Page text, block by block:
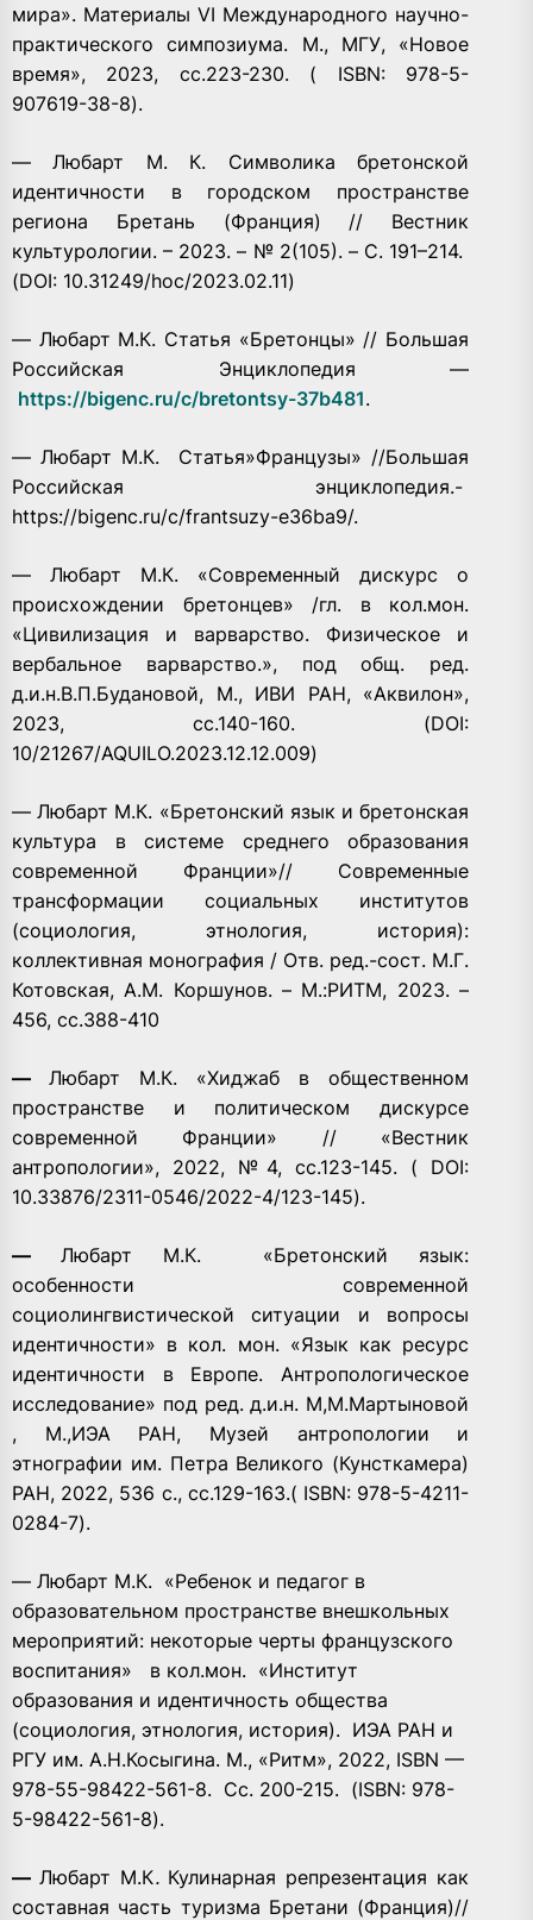
мира». Материалы VI Международного научно-
практического симпозиума. М., МГУ, «Новое
время», 2023, сс.223-230. ( ISBN: 978-5-
907619-38-8).
— Любарт М. К. Символика бретонской
идентичности в городском пространстве
региона Бретань (Франция) // Вестник
культурологии. – 2023. – № 2(105). – С. 191–214.
(DOI: 10.31249/hoc/2023.02.11)
— Любарт М.К. Статья «Бретонцы» // Большая
Российская Энциклопедия —
https://bigenc.ru/c/bretontsy-37b481.
— Любарт М.К.
Статья»Французы» //Большая
Российская энциклопедия.-
https://bigenc.ru/c/frantsuzy-e36ba9/.
— Любарт М.К. «Современный дискурс о
происхождении бретонцев» /гл. в кол.мон.
«Цивилизация и варварство. Физическое и
вербальное варварство.», под общ. ред.
д.и.н.В.П.Будановой, М., ИВИ РАН, «Аквилон»,
2023, сс.140-160. (DOI:
10/21267/AQUILO.2023.12.12.009)
— Любарт М.К. «Бретонский язык и бретонская
культура в системе среднего образования
современной Франции»// Современные
трансформации социальных институтов
(социология, этнология, история):
коллективная монография / Отв. ред.-сост. М.Г.
Котовская, А.М. Коршунов. – М.:РИТМ, 2023. –
456, сс.388-410
—Любарт М.К. «Хиджаб в общественном
пространстве и политическом дискурсе
современной Франции» // «Вестник
антропологии», 2022, №4, сс.123-145. ( DOI:
10.33876/2311-0546/2022-4/123-145).
—Любарт М.К.
«Бретонский язык:
особенности современной
социолингвистической ситуации и вопросы
идентичности» в кол. мон. «Язык как ресурс
идентичности в Европе. Антропологическое
исследование» под ред. д.и.н. М,М.Мартыновой
, М.,ИЭА РАН, Музей антропологии и
этнографии им. Петра Великого (Кунсткамера)
РАН, 2022, 536 с., сс.129-163.( ISBN: 978-5-4211-
0284-7).
— Любарт М.К. «Ребенок и педагог в
образовательном пространстве внешкольных
мероприятий: некоторые черты французского
воспитания»
в кол.мон. «Институт
образования и идентичность общества
(социология, этнология, история). ИЭА РАН и
РГУ им. А.Н.Косыгина. М., «Ритм», 2022, ISBN —
978-55-98422-561-8. Сс. 200-215. (ISBN: 978-
5-98422-561-8).
—Любарт М.К. Кулинарная репрезентация как
составная часть туризма Бретани (Франция)//